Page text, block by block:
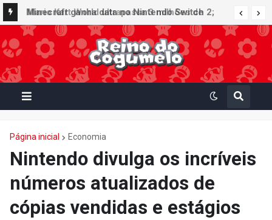
Minecraft ganha data no Nintendo Switch 2;
Super Mario Mash-Up receberá atualização
gráfica exclusiva
Página inicial Economia
Nintendo divulga os incríveis
números atualizados de
cópias vendidas e estágios